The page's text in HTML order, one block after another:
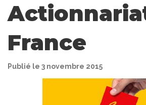
France
Publié le 3 novembre 2015